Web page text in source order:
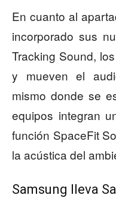
En cuanto al
incorporado sus
Tracking Sound,
y mueven el
mismo donde se
equipos integran
función SpaceFit
la acústica del
Samsung lleva